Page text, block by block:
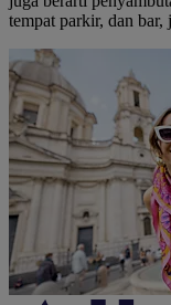
tempat parkir, dan bar,